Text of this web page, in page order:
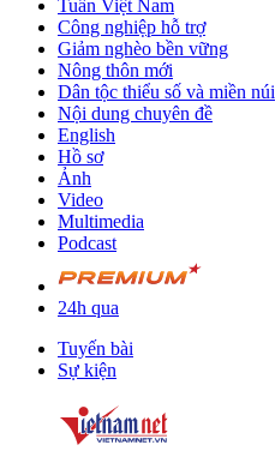
Tuần Việt Nam
Công nghiệp hỗ trợ
Giảm nghèo bền vững
Nông thôn mới
Dân tộc thiểu số và miền núi
Nội dung chuyên đề
English
Hồ sơ
Ảnh
Video
Multimedia
Podcast
24h qua
Tuyến bài
Sự kiện